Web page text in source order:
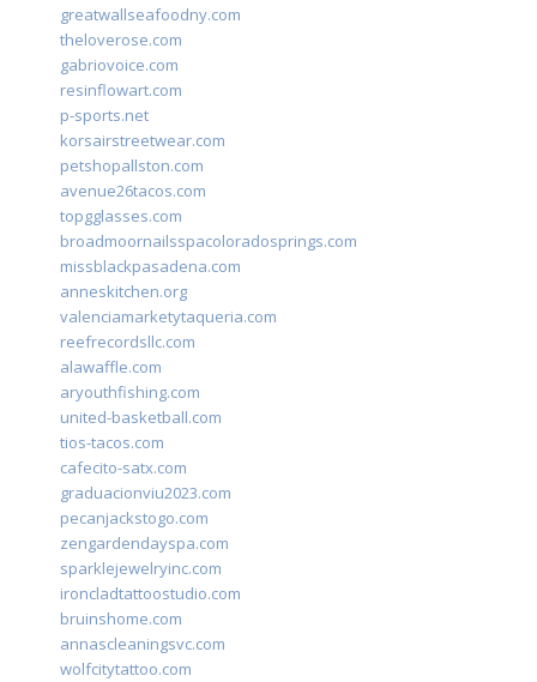
greatwallseafoodny.com
theloverose.com
gabriovoice.com
resinflowart.com
p-sports.net
korsairstreetwear.com
petshopallston.com
avenue26tacos.com
topgglasses.com
broadmoornailsspacoloradosprings.com
missblackpasadena.com
anneskitchen.org
valenciamarketytaqueria.com
reefrecordsllc.com
alawaffle.com
aryouthfishing.com
united-basketball.com
tios-tacos.com
cafecito-satx.com
graduacionviu2023.com
pecanjackstogo.com
zengardendayspa.com
sparklejewelryinc.com
ironcladtattoostudio.com
bruinshome.com
annascleaningsvc.com
wolfcitytattoo.com